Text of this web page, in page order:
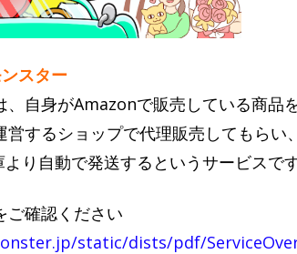
スター
、自身がAmazonで販売している商品
するショップで代理販売してもらい、
り自動で発送するというサービスです
ご確認ください
static/dists/pdf/